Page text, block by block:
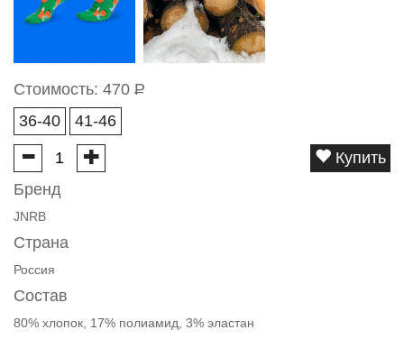
Стоимость: 470 Р
36-40
41-46
Купить
Бренд
JNRB
Страна
Россия
Состав
80% хлопок, 17% полиамид, 3% эластан